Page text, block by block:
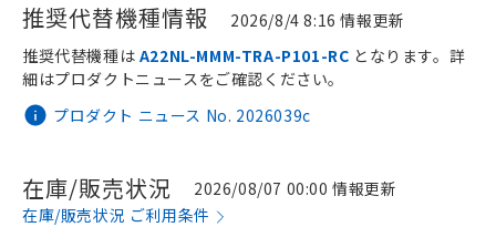
推奨代替機種情報 2026/8/4 8:16 情報更新
プロダクト ニュース No. 2026039c
推奨代替機種は A22NL-MMM-TRA-P101-RC となります。詳
細はプロダクトニュースをご確認ください。
在庫/販売状況
2026/08/07 00:00 情報更新
在庫/販売状況 ご利用条件